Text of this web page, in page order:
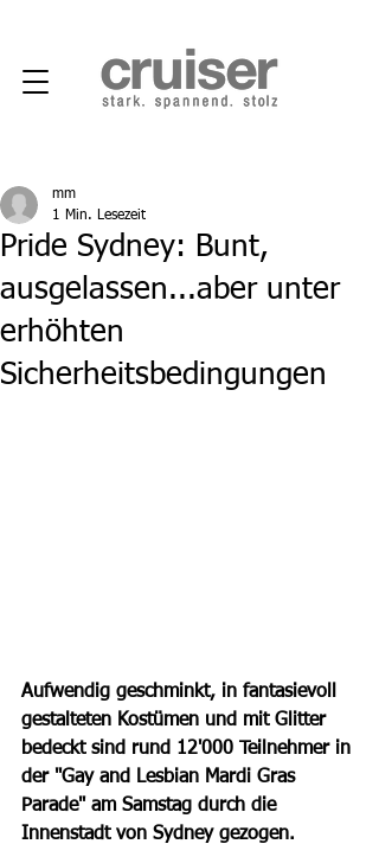
Pride Sydney: Bunt,
ausgelassen...aber unter
erhöhten
Sicherheitsbedingungen
mm
1 Min. Lesezeit
Aufwendig geschminkt, in fantasievoll
gestalteten Kostümen und mit Glitter
bedeckt sind rund 12'000 Teilnehmer in
der "Gay and Lesbian Mardi Gras
Parade" am Samstag durch die
Innenstadt von Sydney gezogen.